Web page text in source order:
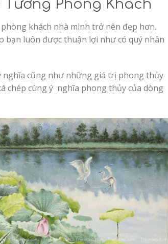
Tường Phòng Khách
khách nhà mình trở nên đẹp hơn.
bạn luôn được thuận lợi như có quý nhân
nghĩa cũng như những giá trị phong thủy
chép cùng ý nghĩa phong thủy của dòng